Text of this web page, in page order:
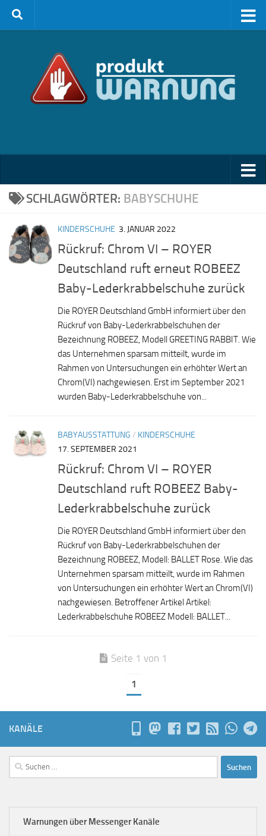
Zum Inhalt springen
SCHLAGWÖRTER: BABYSCHUHE
KINDERSCHUHE 3. JANUAR 2022
Rückruf: Chrom VI – ROYER
Deutschland ruft erneut ROBEEZ
Baby-Lederkrabbelschuhe zurück
Die ROYER Deutschland GmbH informiert über den
Rückruf von Baby-Lederkrabbelschuhen der
Bezeichnung ROBEEZ, Modell GREETING RABBIT. Wie
das Unternehmen sparsam mitteilt, wurde im
Rahmen von Untersuchungen ein erhöhter Wert an
Chrom(VI) nachgewiesen. Erst im September 2021
wurden Baby-Lederkrabbelschuhe von...
BABYAUSSTATTUNG / KINDERSCHUHE
17. SEPTEMBER 2021
Rückruf: Chrom VI – ROYER
Deutschland ruft ROBEEZ Baby-
Lederkrabbelschuhe zurück
Die ROYER Deutschland GmbH informiert über den
Rückruf von Baby-Lederkrabbelschuhen der
Bezeichnung ROBEEZ, Modell: BALLET Rose. Wie das
Unternehmen sparsam mitteilt, wurde im Rahmen
von Untersuchungen ein erhöhter Wert an Chrom(VI)
nachgewiesen. Betroffener Artikel Artikel:
Lederkrabbelschuhe ROBEEZ Modell: BALLET...
Seite 1 von 1
1
KANÄLE
Suchen
nach:
Warnungen über Messenger Kanäle